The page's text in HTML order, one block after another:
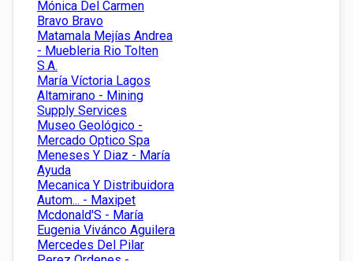
Mónica Del Carmen
Bravo Bravo
Matamala Mejías Andrea
- Muebleria Rio Tolten
S.A.
María Víctoria Lagos
Altamirano - Mining
Supply Services
Museo Geológico -
Mercado Optico Spa
Meneses Y Diaz - María
Ayuda
Mecanica Y Distribuidora
Autom... - Maxipet
Mcdonald'S - María
Eugenia Vivánco Aguilera
Mercedes Del Pilar